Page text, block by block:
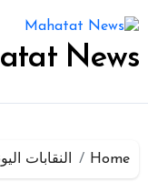
إلى
المحتوى
News
Home النقابات